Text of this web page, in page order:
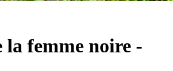
la femme noire -